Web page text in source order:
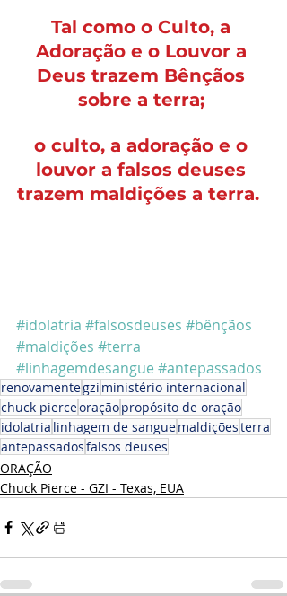
Tal como o Culto, a
Adoração e o Louvor a
Deus trazem Bênçãos
sobre a terra;
o culto, a adoração e o
louvor a falsos deuses
trazem maldições a terra.
#idolatria #falsosdeuses #bênçãos
#maldições #terra
#linhagemdesangue #antepassados
renovamentegzi ministério internacional
chuck pierceoraçãopropósito de oração
idolatria linhagem de sanguemaldiçõesterra
antepassadosfalsos deuses
ORAÇÃO
Chuck Pierce - GZI - Texas, EUA